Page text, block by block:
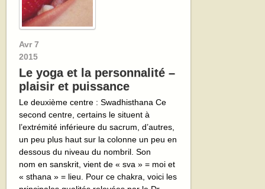
Avr 7
2015
Le yoga et la personnalité –
plaisir et puissance
Le deuxième centre : Swadhisthana Ce
second centre, certains le situent à
l’extrémité inférieure du sacrum, d’autres,
un peu plus haut sur la colonne un peu en
dessous du niveau du nombril. Son
nom en sanskrit, vient de « sva » = moi et
« sthana » = lieu. Pour ce chakra, voici les